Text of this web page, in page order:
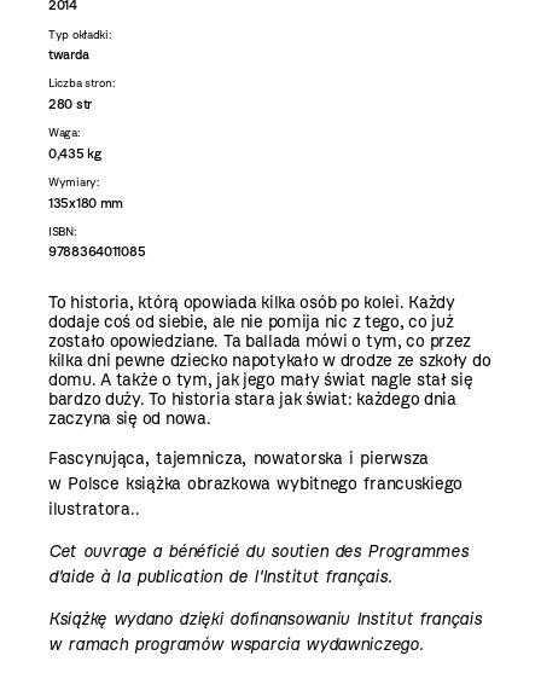
2014
Typ okładki:
twarda
Liczba stron:
280 str
Waga:
0,435 kg
Wymiary:
135x180 mm
ISBN:
9788364011085
To historia, którą opowiada kilka osób po kolei. Każdy
dodaje coś od siebie, ale nie pomija nic z tego, co już
zostało opowiedziane. Ta ballada mówi o tym, co przez
kilka dni pewne dziecko napotykało w drodze ze szkoły do
domu. A także o tym, jak jego mały świat nagle stał się
bardzo duży. To historia stara jak świat: każdego dnia
zaczyna się od nowa.
Fascynująca, tajemnicza, nowatorska i pierwsza
w Polsce książka obrazkowa wybitnego francuskiego
ilustratora..
Cet ouvrage a bénéficié du soutien des Programmes
d'aide à la publication de l'Institut français.
Książkę wydano dzięki dofinansowaniu Institut français
w ramach programów wsparcia wydawniczego.